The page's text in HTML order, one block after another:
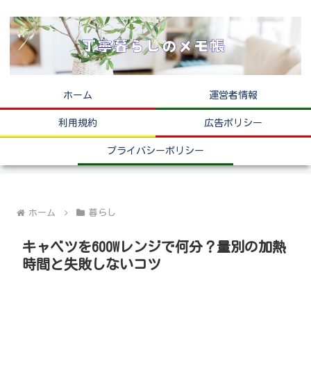
ホーム 運営者情報
利用規約 広告ポリシー
プライバシーポリシー
ホーム 暮らし
キャベツを600Wレンジで何分？量別の加熱
時間と失敗しないコツ